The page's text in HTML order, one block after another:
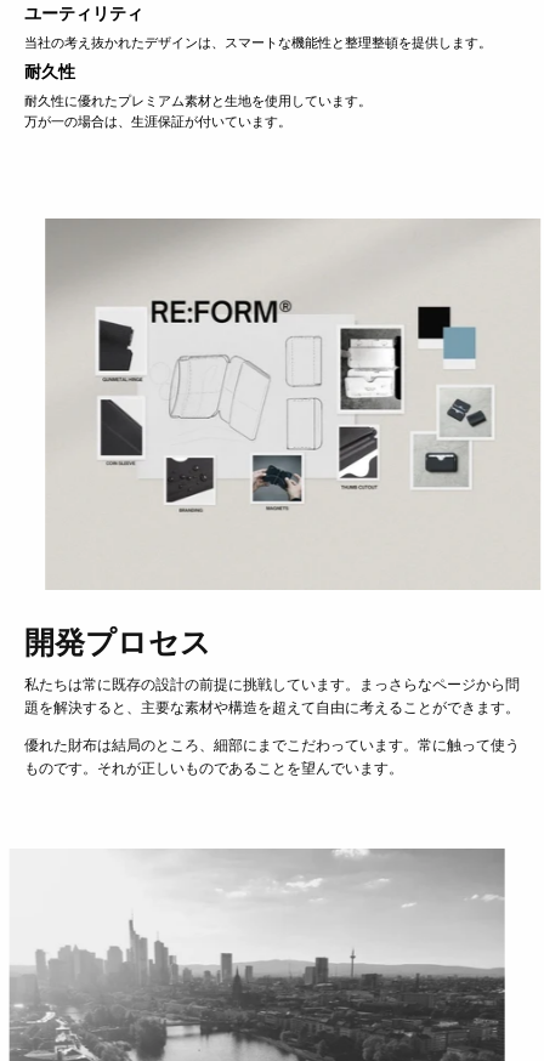
ユーティリティ
当社の考え抜かれたデザインは、スマートな機能性と整理整頓を提供します。
耐久性
耐久性に優れたプレミアム素材と生地を使用しています。
万が一の場合は、生涯保証が付いています。
開発プロセス
私たちは常に既存の設計の前提に挑戦しています。まっさらなページから問
題を解決すると、主要な素材や構造を超えて自由に考えることができます。
優れた財布は結局のところ、細部にまでこだわっています。常に触って使う
ものです。それが正しいものであることを望んでいます。